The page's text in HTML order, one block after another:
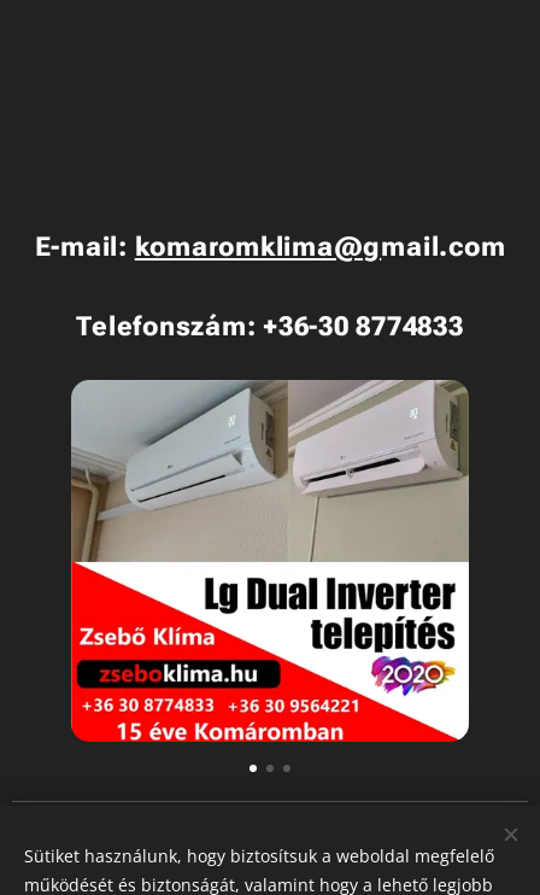
E-mail: komaromklima@gmail.com
Telefonszám: +36-30 8774833
Nagyigmánd, Kisigmánd, Szákszend, Csém,
Sütiket használunk, hogy biztosítsuk a weboldal megfelelő
működését és biztonságát, valamint hogy a lehető legjobb